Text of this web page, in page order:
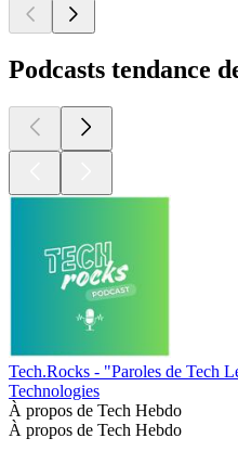
Podcasts tendance
Tech.Rocks - "Paroles de Tech
Technologies
À propos de Tech Hebdo
À propos de Tech Hebdo